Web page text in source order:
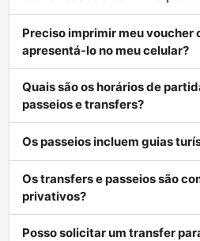
Preciso imprimir meu voucher
apresentá-lo no meu celular?
Quais são os horários de
passeios e transfers?
Os passeios incluem guias
Os transfers e passeios são
privativos?
Posso solicitar um transfer